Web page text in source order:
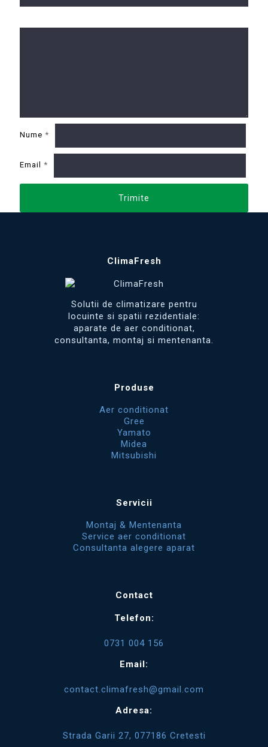
Nume *
Email *
ClimaFresh
Solutii de climatizare pentru
locuinte si spatii rezidentiale:
aparate de aer conditionat,
consultanta, montaj si mentenanta.
Produse
Aer conditionat
Gree
Yamato
Midea
Mitsubishi
Servicii
Montaj & Mentenanta
Service aer conditionat
Consultanta alegere aparat
Contact
Telefon:
0731 004 156
Email:
contact.climafresh@gmail.com
Adresa:
Strada Garii 27, 077186 Cretesti